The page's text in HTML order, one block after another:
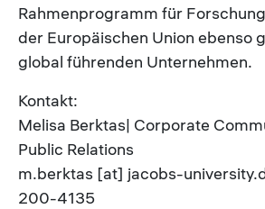
Rahmenprogramm für
der Europäischen Union ebenso
global führenden Unternehmen.
Kontakt:
Melisa Berktas| Corporate
Public Relations
m.berktas [at] jacobs-
200-4135